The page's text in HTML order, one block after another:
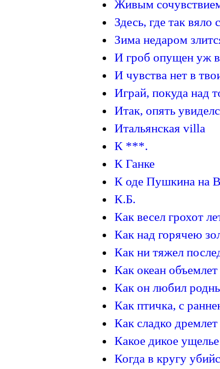
Живым
Здесь, где так вяло
Зима недаром
И гроб опущен уж
И чувства нет в
Играй, покуда над
Итак, опять
Итальянская villa
К ***.
К Ганке
К оде Пушкина на
К.Б.
Как весел грохот
Как над горячею
Как ни тяжел
Как океан
Как он любил
Как птичка, с
Как сладко
Какое дикое
Когда в кругу